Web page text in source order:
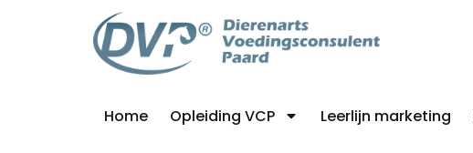
Home Opleiding VCP Leerlijn marketing